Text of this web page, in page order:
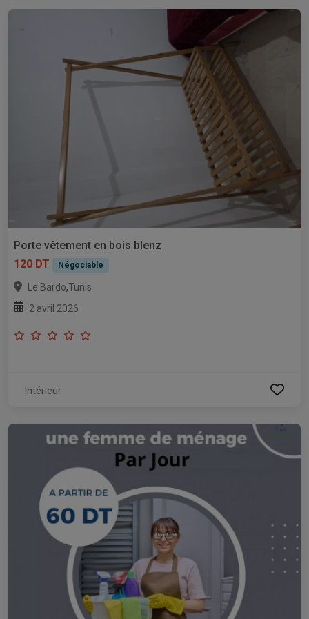
Porte vêtement en bois blenz
120 DT
Négociable
Le Bardo,Tunis
2 avril 2026
Intérieur